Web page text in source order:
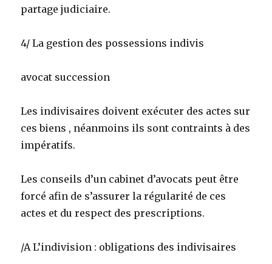
partage judiciaire.
4/ La gestion des possessions indivis
avocat succession
Les indivisaires doivent exécuter des actes sur
ces biens , néanmoins ils sont contraints à des
impératifs.
Les conseils d’un cabinet d’avocats peut être
forcé afin de s’assurer la régularité de ces
actes et du respect des prescriptions.
/A L’indivision : obligations des indivisaires